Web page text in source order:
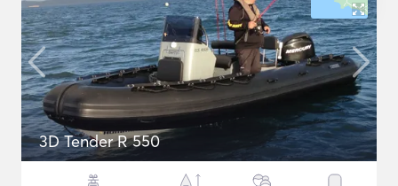
3D Tender R 550